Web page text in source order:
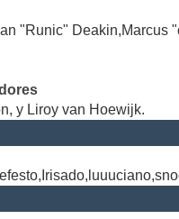
"Runic" Deakin,Marcus
y Liroy van Hoewijk.